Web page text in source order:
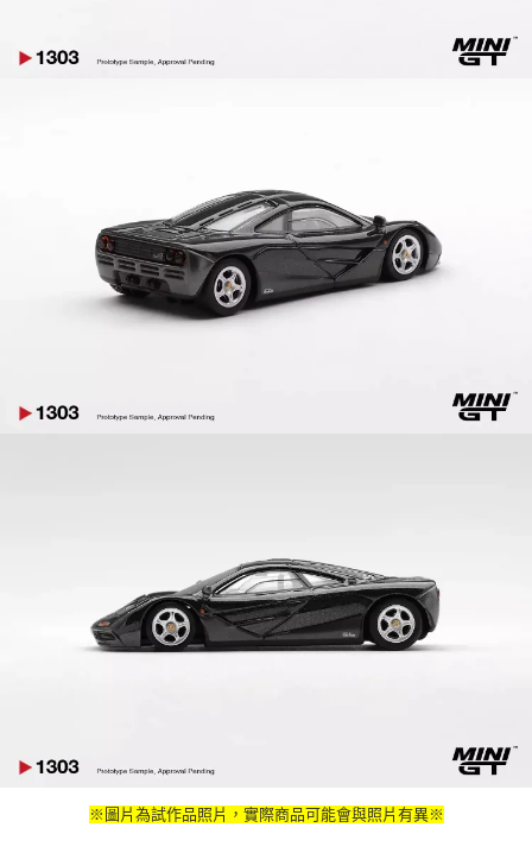
※圖片為試作品照片，實際商品可能會與照片有異※